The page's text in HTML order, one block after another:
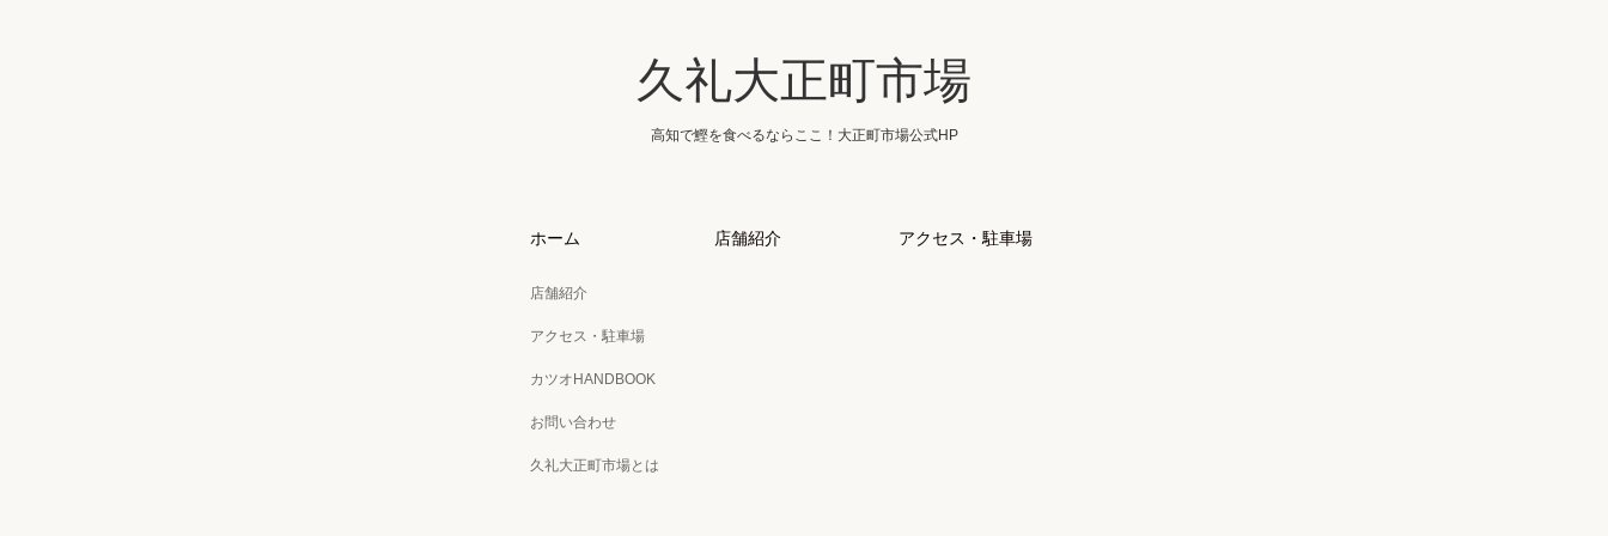
久礼大正町市場
高知で鰹を食べるならここ！大正町市場公式HP
ホーム
店舗紹介
アクセス・駐車場
カツオHANDBOOK
お問い合わせ
久礼大正町市場とは
店舗紹介 アクセス・駐車場